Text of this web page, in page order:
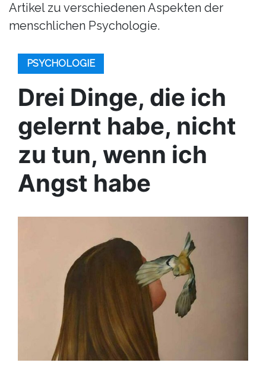
Artikel zu verschiedenen Aspekten der
menschlichen Psychologie.
PSYCHOLOGIE
Drei Dinge, die ich
gelernt habe, nicht
zu tun, wenn ich
Angst habe